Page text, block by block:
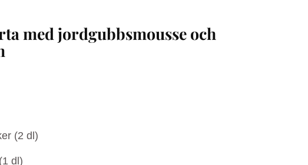
med jordgubbsmousse och
(2 dl)
dl)